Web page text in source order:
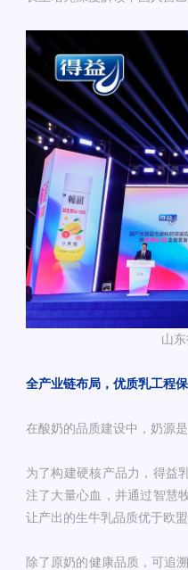
山
全产业链布局，优质乳工程
在酸奶的品质建设中，奶源
为了构建硬核产品力，得益
注了大量心血，并通过智慧
让产出的生牛乳品质优于欧盟
除了原奶的健康品质，可追